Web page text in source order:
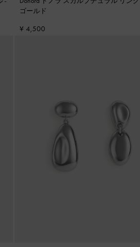
ゴールド
¥ 4,500